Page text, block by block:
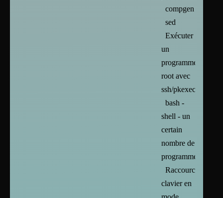
compgen
sed
Exécuter
un
programme
root avec
ssh/pkexec
bash -
shell - un
certain
nombre de
programmes
Raccourcis
clavier en